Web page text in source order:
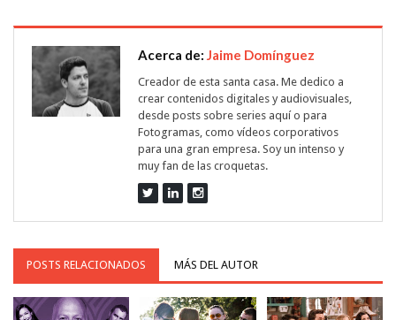
Acerca de: Jaime Domínguez
Creador de esta santa casa. Me dedico a
crear contenidos digitales y audiovisuales,
desde posts sobre series aquí o para
Fotogramas, como vídeos corporativos
para una gran empresa. Soy un intenso y
muy fan de las croquetas.
POSTS RELACIONADOS MÁS DEL AUTOR